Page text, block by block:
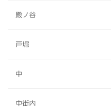
殿ノ谷
戸堀
中
中街内